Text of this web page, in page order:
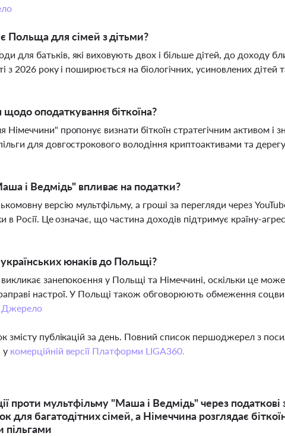
Польща для сімей з дітьми?
для батьків, які виховують двох і більше дітей, до доходу
з 2026 року і поширюється на біологічних, усиновлених дітей та
оподаткування біткоїна?
пропонує визнати біткоїн стратегічним активом і
для довгострокового володіння криптоактивами та
і Ведмідь" впливає на податки?
версію мультфільму, а гроші за перегляди через
в Росії. Це означає, що частина доходів підтримує країну-
юнаків до Польщі?
занепокоєння у Польщі та Німеччині, оскільки це
настрої. У Польщі також обговорюють обмеження
Джерело
публікацій за день. Повний список першоджерел з
у комерційній версії Платформи LIGA360.
проти мультфільму "Маша і Ведмідь" через податкові
для багатодітних сімей, а Німеччина розглядає
пільгами